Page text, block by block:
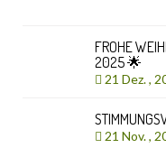
FROHE
2025 🌟
21 Dez. ,
21 Nov. ,